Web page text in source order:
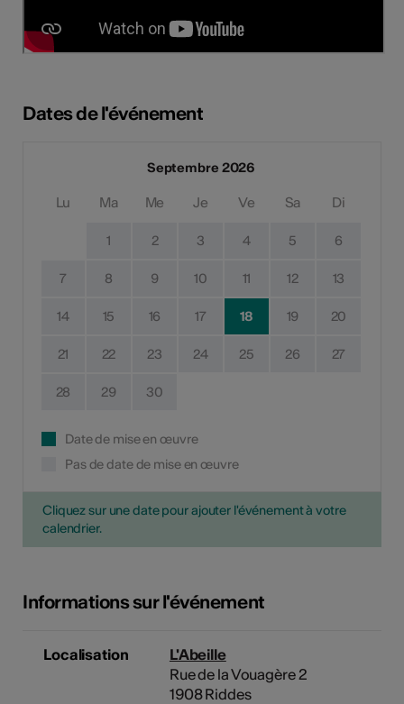
Dates de l'événement
Septembre 2026
Lu Ma Me Je Ve Sa Di
1 2 3 4 5 6
7 8 9 10 11 12 13
14 15 16 17 18 19 20
21 22 23 24 25 26 27
28 29 30
Date de mise en œuvre
Pas de date de mise en œuvre
Cliquez sur une date pour ajouter l'événement à votre
calendrier.
Informations sur l'événement
Localisation
L'Abeille
Rue de la Vouagère 2
1908 Riddes